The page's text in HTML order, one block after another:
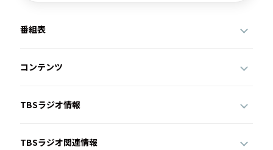
番組表
コンテンツ
TBSラジオ情報
TBSラジオ関連情報